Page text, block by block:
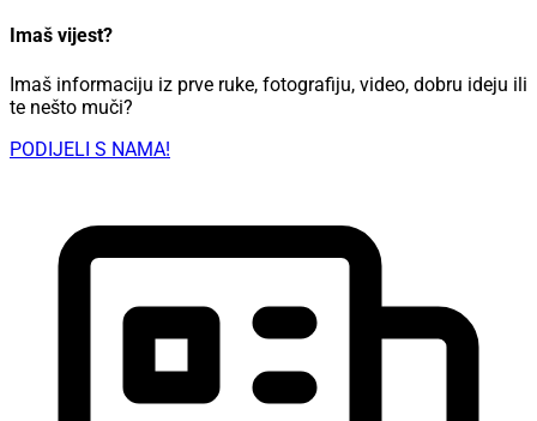
Imaš vijest?
Imaš informaciju iz prve ruke, fotografiju, video, dobru ideju ili
te nešto muči?
PODIJELI S NAMA!